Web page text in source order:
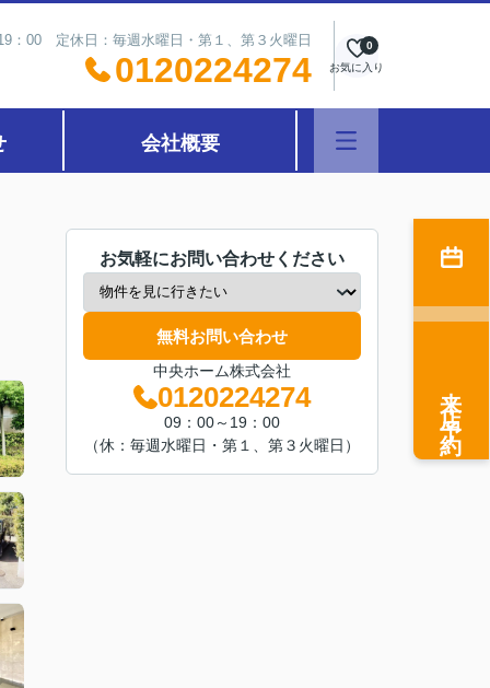
：00 定休日：毎週水曜日・第１、第３火曜日
0120224274 お気に入り
0
会社概要
お気軽にお問い合わせください
無料お問い合わせ
中央ホーム株式会社
0120224274
09：00～19：00
（休：毎週水曜日・第１、第３火曜日）
来店予約